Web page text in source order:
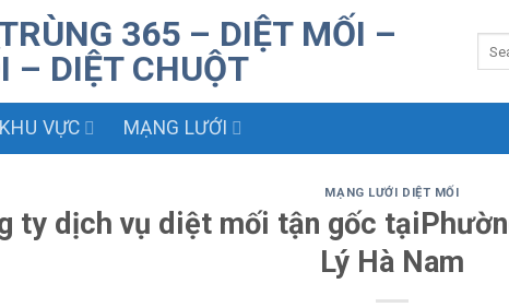
KHU VỰC MẠNG LƯỚI
MẠNG LƯỚI DIỆT MỐI
ty dịch vụ diệt mối tận gốc
Lý Hà Nam